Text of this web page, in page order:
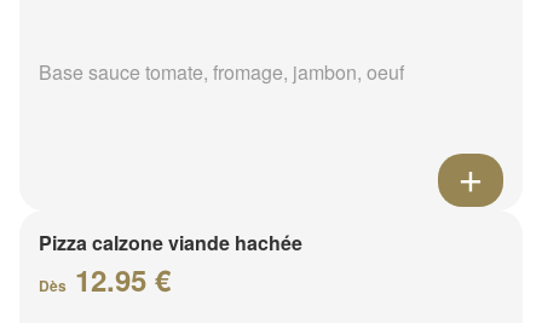
Base sauce tomate, fromage, jambon, oeuf
Pizza calzone viande hachée
Dès 12.95 €